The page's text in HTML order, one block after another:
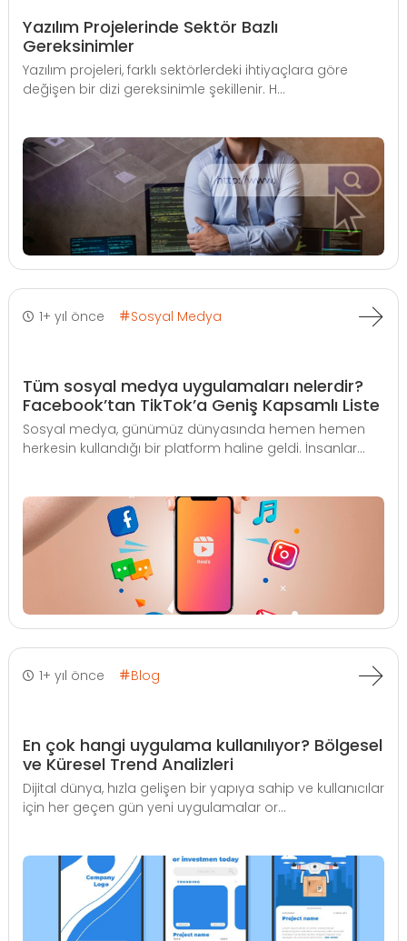
Yazılım Projelerinde Sektör Bazlı
Gereksinimler
Yazılım projeleri, farklı sektörlerdeki ihtiyaçlara göre
değişen bir dizi gereksinimle şekillenir. H...
1+ yıl önce Sosyal Medya
Tüm sosyal medya uygulamaları nelerdir?
Facebook’tan TikTok’a Geniş Kapsamlı Liste
Sosyal medya, günümüz dünyasında hemen hemen
herkesin kullandığı bir platform haline geldi. İnsanlar...
1+ yıl önce Blog
En çok hangi uygulama kullanılıyor? Bölgesel
ve Küresel Trend Analizleri
Dijital dünya, hızla gelişen bir yapıya sahip ve kullanıcılar
için her geçen gün yeni uygulamalar or...